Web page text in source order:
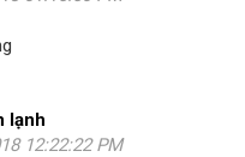
lạnh
12:22:22 PM